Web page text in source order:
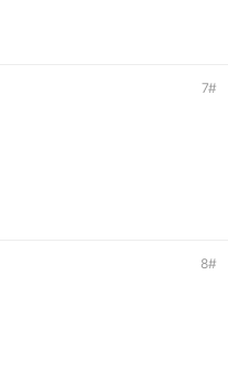
7#
8#